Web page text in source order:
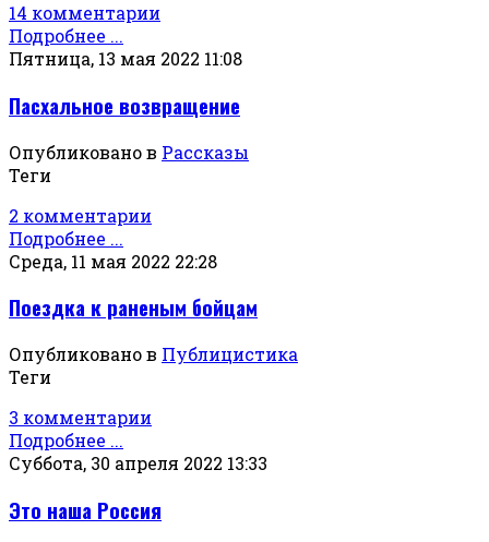
14 комментарии
Подробнее ...
Пятница, 13 мая 2022 11:08
Пасхальное возвращение
Опубликовано в Рассказы
Теги
2 комментарии
Подробнее ...
Среда, 11 мая 2022 22:28
Поездка к раненым бойцам
Опубликовано в Публицистика
Теги
3 комментарии
Подробнее ...
Суббота, 30 апреля 2022 13:33
Это наша Россия